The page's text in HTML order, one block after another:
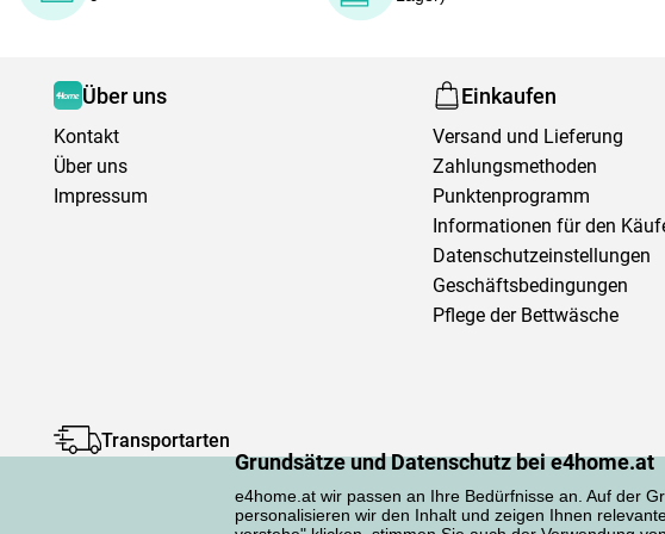
Grundsätze und Datenschutz bei e4home.at
e4home.at wir passen an Ihre Bedürfnisse an. Auf der
personalisieren wir den Inhalt und zeigen Ihnen
Über uns
Kontakt
Über uns
Impressum
Einkaufen
Versand und Lieferung
Zahlungsmethoden
Punktenprogramm
Informationen für den
Datenschutzeinstellungen
Geschäftsbedingungen
Pflege der Bettwäsche
Transportarten